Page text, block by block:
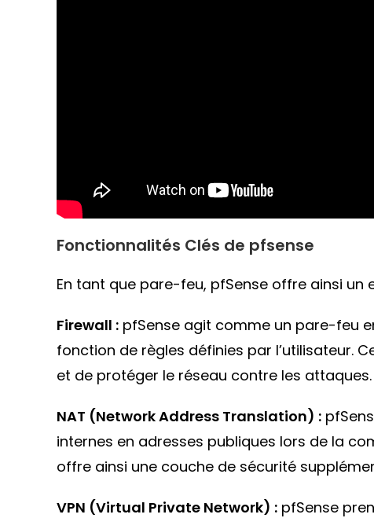
Fonctionnalités Clés de pfsense
En tant que pare-feu, pfSense offre ainsi
Firewall : pfSense agit comme un pare-feu
fonction de règles définies par l’utilisateur.
et de protéger le réseau contre les attaques.
NAT (Network Address Translation) :
internes en adresses publiques lors de la
offre ainsi une couche de sécurité
VPN (Virtual Private Network) : pfSense